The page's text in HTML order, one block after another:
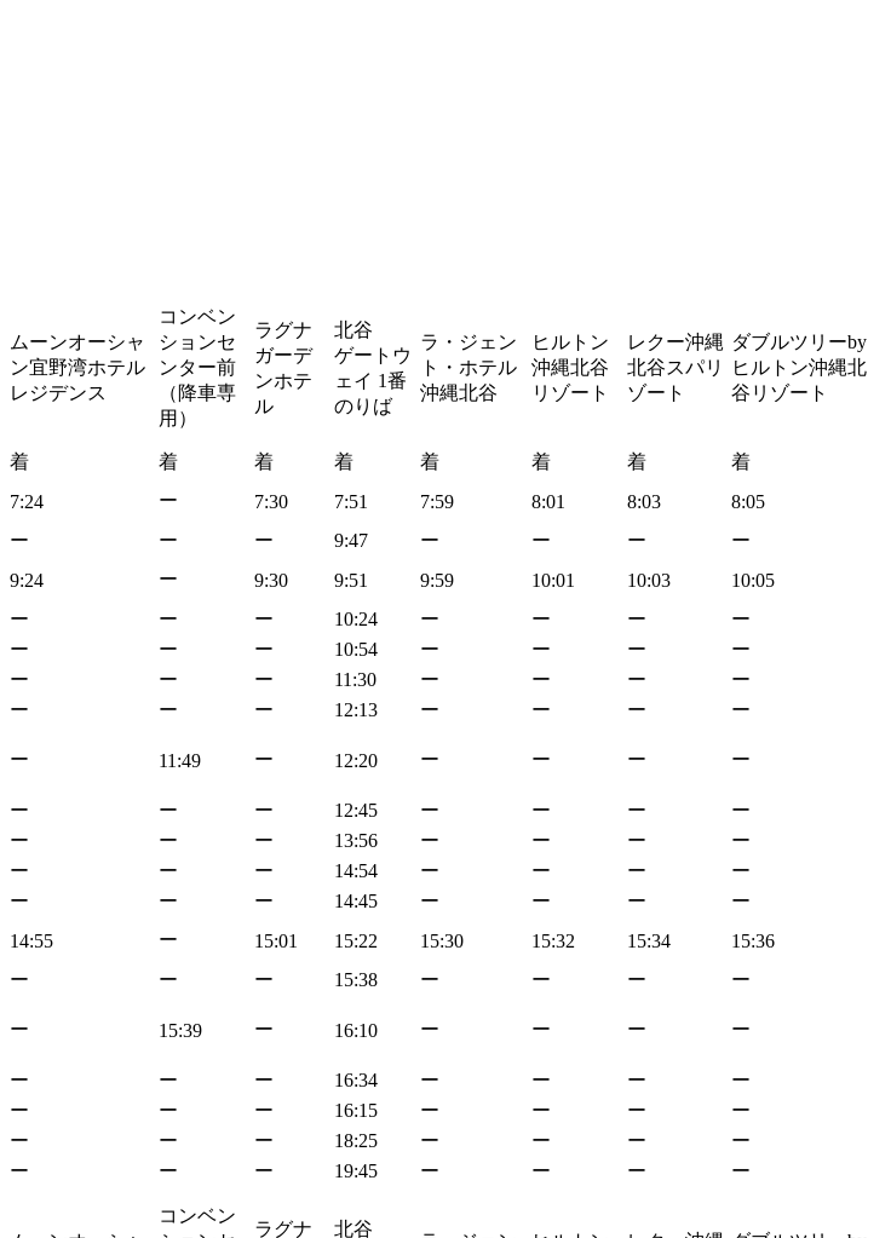
ムーンオーシャ
ン宜野湾ホテル
レジデンス
コンベン
ションセ
ンター前
（降車専
用）
ラグナ
ガーデ
ンホテ
ル
北谷
ゲートウ
ェイ 1番
のりば
ラ・ジェン
ト・ホテル
沖縄北谷
ヒルトン
沖縄北谷
リゾート
レクー沖縄
北谷スパリ
ゾート
ダブルツリーby
ヒルトン沖縄北
谷リゾート
着 着 着 着 着 着 着
着
7:24 ー 7:30 7:51 7:59 8:01 8:03
8:05
ー ー ー 9:47 ー ー ー
ー
9:24 ー 9:30 9:51 9:59 10:01 10:03
10:05
ー ー ー 10:24 ー ー ー
ー
ー ー ー 10:54 ー ー ー
ー
ー ー ー 11:30 ー ー ー
ー
ー ー ー 12:13 ー ー ー
ー
ー 11:49 ー 12:20 ー ー ー ー
ー ー ー 12:45 ー ー ー
ー
ー ー ー 13:56 ー ー ー
ー
ー ー ー 14:54 ー ー ー
ー
ー ー ー 14:45 ー ー ー
ー
14:55 ー 15:01 15:22 15:30 15:32 15:34
15:36
ー ー ー 15:38 ー ー ー
ー
ー 15:39 ー 16:10 ー ー ー ー
ー ー ー 16:34 ー ー ー
ー
ー ー ー 16:15 ー ー ー
ー
ー ー ー 18:25 ー ー ー
ー
ー ー ー 19:45 ー ー ー ー
コンベン
ラグナ
北谷